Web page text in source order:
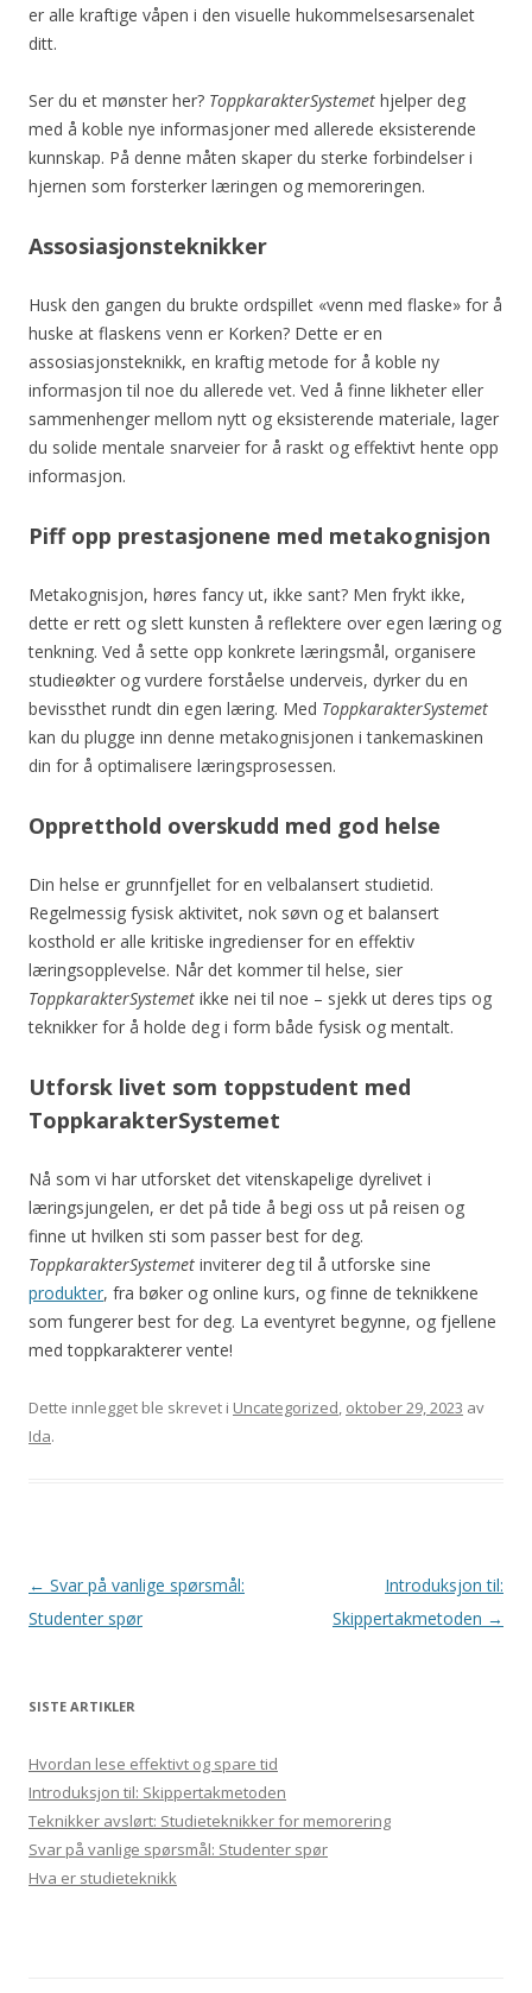
er alle kraftige våpen i den visuelle hukommelsesarsenalet
ditt.
Ser du et mønster her? ToppkarakterSystemet hjelper deg
med å koble nye informasjoner med allerede eksisterende
kunnskap. På denne måten skaper du sterke forbindelser i
hjernen som forsterker læringen og memoreringen.
Assosiasjonsteknikker
Husk den gangen du brukte ordspillet «venn med flaske» for å
huske at flaskens venn er Korken? Dette er en
assosiasjonsteknikk, en kraftig metode for å koble ny
informasjon til noe du allerede vet. Ved å finne likheter eller
sammenhenger mellom nytt og eksisterende materiale, lager
du solide mentale snarveier for å raskt og effektivt hente opp
informasjon.
Piff opp prestasjonene med metakognisjon
Metakognisjon, høres fancy ut, ikke sant? Men frykt ikke,
dette er rett og slett kunsten å reflektere over egen læring og
tenkning. Ved å sette opp konkrete læringsmål, organisere
studieøkter og vurdere forståelse underveis, dyrker du en
bevissthet rundt din egen læring. Med ToppkarakterSystemet
kan du plugge inn denne metakognisjonen i tankemaskinen
din for å optimalisere læringsprosessen.
Oppretthold overskudd med god helse
Din helse er grunnfjellet for en velbalansert studietid.
Regelmessig fysisk aktivitet, nok søvn og et balansert
kosthold er alle kritiske ingredienser for en effektiv
læringsopplevelse. Når det kommer til helse, sier
ToppkarakterSystemet ikke nei til noe – sjekk ut deres tips og
teknikker for å holde deg i form både fysisk og mentalt.
Utforsk livet som toppstudent med
ToppkarakterSystemet
Nå som vi har utforsket det vitenskapelige dyrelivet i
læringsjungelen, er det på tide å begi oss ut på reisen og
finne ut hvilken sti som passer best for deg.
ToppkarakterSystemet inviterer deg til å utforske sine
produkter, fra bøker og online kurs, og finne de teknikkene
som fungerer best for deg. La eventyret begynne, og fjellene
med toppkarakterer vente!
Dette innlegget ble skrevet i Uncategorized, oktober 29, 2023 av
Ida.
Innleggsnavigasjon
← Svar på vanlige spørsmål:
Studenter spør
Introduksjon til:
Skippertakmetoden →
SISTE ARTIKLER
Hvordan lese effektivt og spare tid
Introduksjon til: Skippertakmetoden
Teknikker avslørt: Studieteknikker for memorering
Svar på vanlige spørsmål: Studenter spør
Hva er studieteknikk